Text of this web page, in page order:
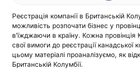
Реєстрація компанії в Британській
можливість розпочати бізнес у
в'їжджаючи в країну. Кожна
свої вимоги до реєстрації канадської
цьому матеріалі проаналізуємо, як
Британській Колумбії.